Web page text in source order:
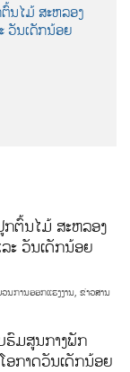
ນໄມ້ ສະຫລອງ
ວັນເດັກນ້ອຍ
ກຕົ້ນໄມ້ ສະຫລອງ
ະ ວັນເດັກນ້ອຍ
ນການອອກແຮງງານ ,ຂ່າວສານ
ຮົມສູນກາງພັກ
ອກາດວັນເດັກນ້ອຍ